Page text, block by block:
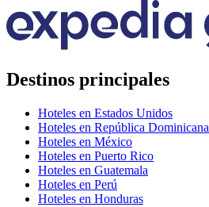
Destinos principales
Hoteles en Estados Unidos
Hoteles en República Dominicana
Hoteles en México
Hoteles en Puerto Rico
Hoteles en Guatemala
Hoteles en Perú
Hoteles en Honduras